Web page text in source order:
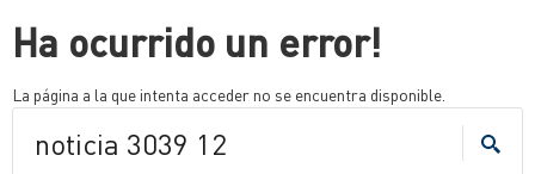
Ha ocurrido un error!
La página a la que intenta acceder no se encuentra disponible.